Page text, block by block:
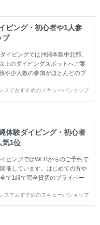
ペーンを行っています。 ベーシ
) 1日間+eラーニング 最安値キ
税込) ￥16800(税込) 器材 / 送
イビング...
ビング・初心者や1人参
プ
イビングでは沖縄本島中北部、
上のダイビングスポットへご案
や少人数の参加がほとんどのプ
るようにリフレッシュダイビン
います。お1人様も初心者の方
ビングの全てのコース費が
ンタルが50%OFFになります。
ファンダイビング ￥13800(税
イト / タンク / 送迎...
スでおすすめのスキューバショップ
体験ダイビング・初心者
気1位
ビングではWEBからのご予約で
催しています。はじめての方や
て1組で完全貸切のプライベー
加ください。 全てのコースで高
撮影付きです。初心者の方やダ
スでおすすめのスキューバショップ